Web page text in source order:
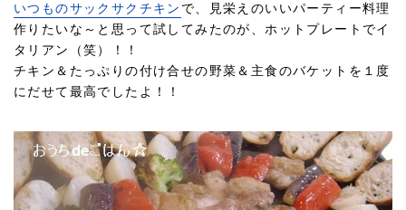
いつものサックサクチキン で、見栄えのいいパーティー料理
作りたいな～と思って試してみたのが、ホットプレートでイ
タリアン（笑）！！
チキン＆たっぷりの付け合せの野菜＆主食のバケットを１度
にだせて最高でしたよ！！